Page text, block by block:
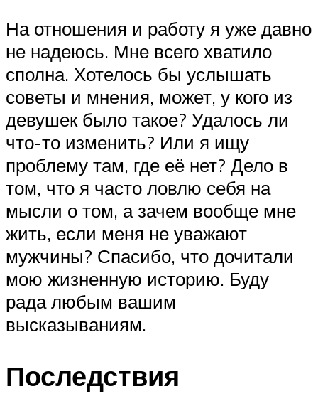
На отношения и работу я уже давно
не надеюсь. Мне всего хватило
сполна. Хотелось бы услышать
советы и мнения, может, у кого из
девушек было такое? Удалось ли
что-то изменить? Или я ищу
проблему там, где её нет? Дело в
том, что я часто ловлю себя на
мысли о том, а зачем вообще мне
жить, если меня не уважают
мужчины? Спасибо, что дочитали
мою жизненную историю. Буду
рада любым вашим
высказываниям.
Последствия